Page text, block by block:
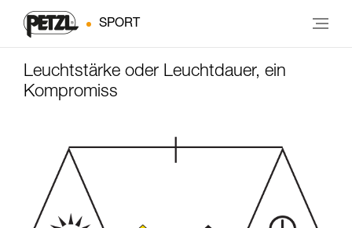
SPORT
Leuchtstärke oder Leuchtdauer, ein
Kompromiss